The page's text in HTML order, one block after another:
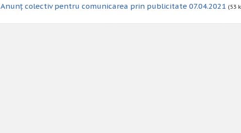
Anunț colectiv pentru comunicarea prin publicitate 07.04.2021 (53